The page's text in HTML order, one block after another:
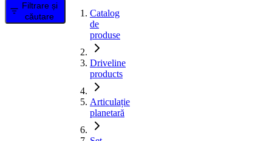
Filtrare și
căutare
Catalog
de
produse
Driveline
products
Articulație
planetară